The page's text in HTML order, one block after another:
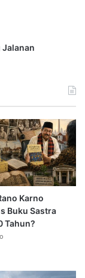
Jalanan
Karno
Buku Sastra
Tahun?